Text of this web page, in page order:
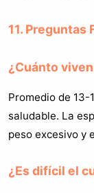
11. Preguntas
¿Cuánto
Promedio de
saludable. La
peso excesivo y
¿Es difícil el